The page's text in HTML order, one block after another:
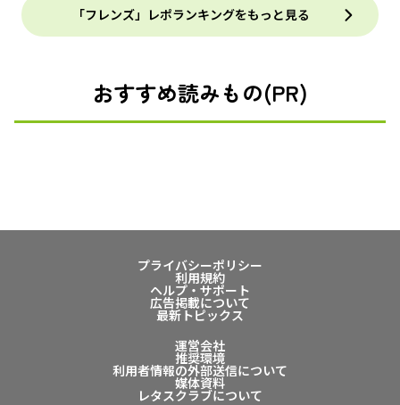
「フレンズ」レポランキングをもっと見る
おすすめ読みもの(PR)
プライバシーポリシー
利用規約
ヘルプ・サポート
広告掲載について
最新トピックス
運営会社
推奨環境
利用者情報の外部送信について
媒体資料
レタスクラブについて